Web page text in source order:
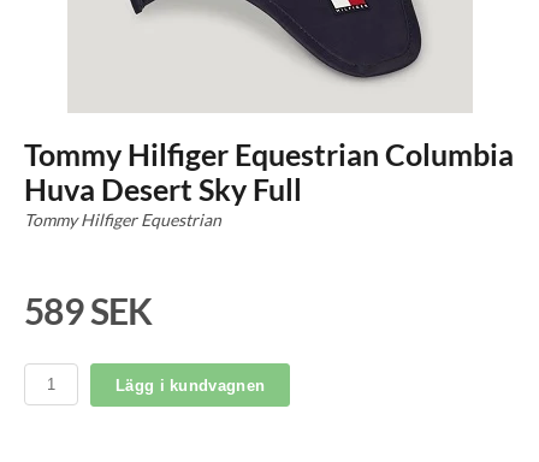
Tommy Hilfiger Equestrian Columbia
Huva Desert Sky Full
Tommy Hilfiger Equestrian
589 SEK
Lägg i kundvagnen